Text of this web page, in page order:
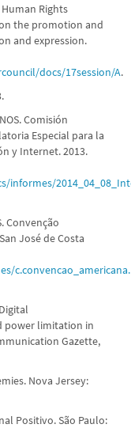
Human Rights
the promotion and
and expression.
docs/17session/A.
Comisión
Especial para la
y Internet. 2013.
informes/
Convenção
José de Costa
power limitation in
Gazette,
Nova Jersey:
Positivo. São Paulo: